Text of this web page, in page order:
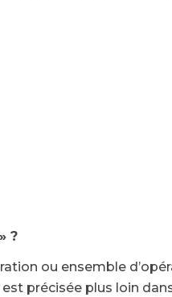
?
ou ensemble
précisée plus loin